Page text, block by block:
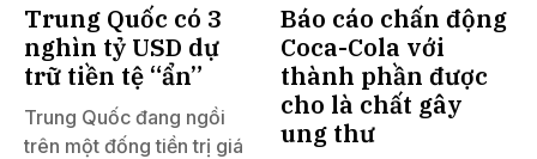
Trung Quốc có 3
nghìn tỷ USD dự
trữ tiền tệ “ẩn”
Trung Quốc đang ngồi
trên một đống tiền trị giá
Báo cáo chấn động
Coca-Cola với
thành phần được
cho là chất gây
ung thư